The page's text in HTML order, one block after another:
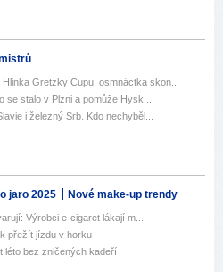
Gretzky Cupu, osmnáctka skon...
se stalo v Plzni a pomůže Hysk...
i železný Srb. Kdo nechyběl...
jaro 2025 Nové make-up trendy
Výrobci e-cigaret lákají m...
přežít jízdu v horku
léto bez zničených kadeří